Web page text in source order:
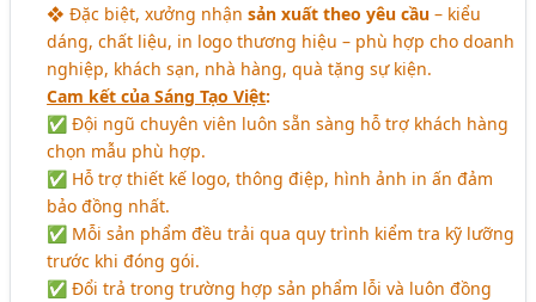
❖ Đặc biệt, xưởng nhậnsản xuất theo yêu cầu – kiểu
dáng, chất liệu, in logo thương hiệu – phù hợp cho doanh
nghiệp, khách sạn, nhà hàng, quà tặng sự kiện.
Cam kết của Sáng Tạo Việt:
✅ Đội ngũ chuyên viên luôn sẵn sàng hỗ trợ khách hàng
chọn mẫu phù hợp.
✅ Hỗ trợ thiết kế logo, thông điệp, hình ảnh in ấn đảm
bảo đồng nhất.
✅ Mỗi sản phẩm đều trải qua quy trình kiểm tra kỹ lưỡng
trước khi đóng gói.
✅ Đổi trả trong trường hợp sản phẩm lỗi và luôn đồng